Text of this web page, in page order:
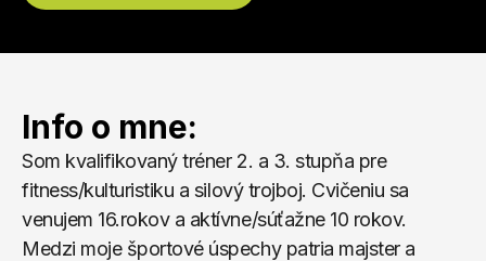
Info o mne:
Som kvalifikovaný tréner 2. a 3. stupňa pre
fitness/kulturistiku a silový trojboj. Cvičeniu sa
venujem 16.rokov a aktívne/súťažne 10 rokov.
Medzi moje športové úspechy patria majster a